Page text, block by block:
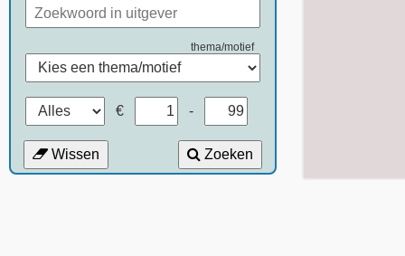
thema/motief
€ -
Wissen Zoeken